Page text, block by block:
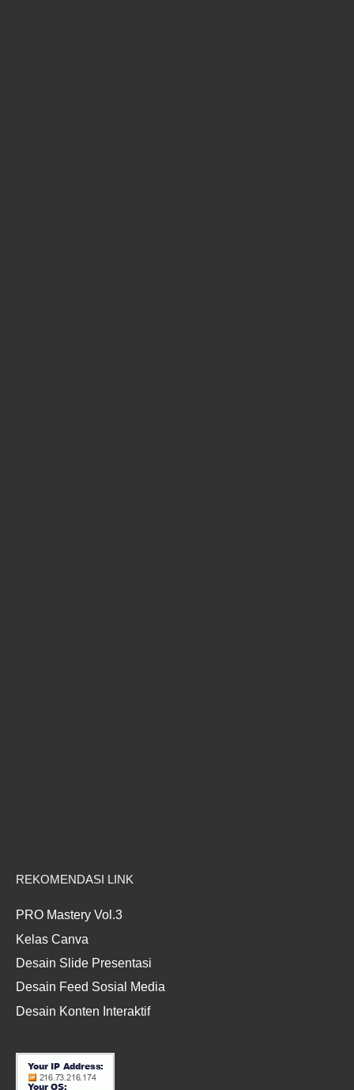
REKOMENDASI LINK
PRO Mastery Vol.3
Kelas Canva
Desain Slide Presentasi
Desain Feed Sosial Media
Desain Konten Interaktif